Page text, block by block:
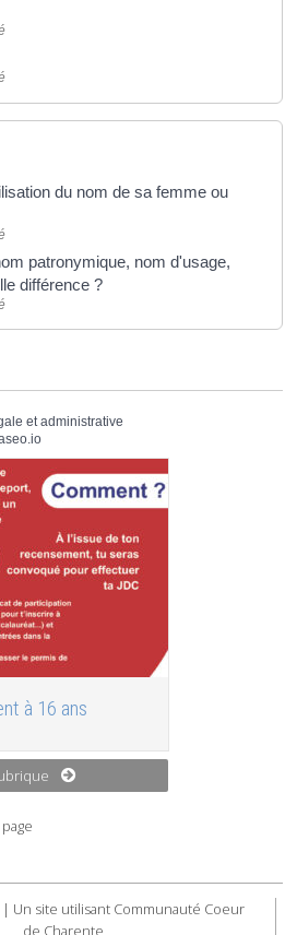
du nom de sa femme ou
patronymique, nom d'usage,
différence ?
et administrative
à 16 ans
| Un site utilisant Communauté Coeur
de Charente